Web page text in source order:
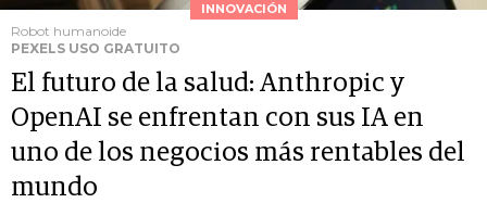
INNOVACIÓN
Robot humanoide
PEXELS USO GRATUITO
El futuro de la salud: Anthropic y
OpenAI se enfrentan con sus IA en
uno de los negocios más rentables del
mundo